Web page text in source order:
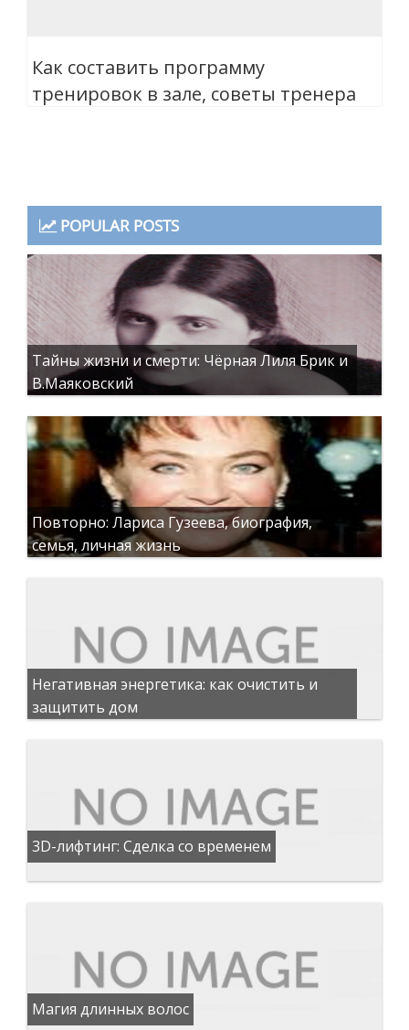
Как составить программу
тренировок в зале, советы тренера
POPULAR POSTS
Тайны жизни и смерти: Чёрная Лиля Брик и
В.Маяковский
Повторно: Лариса Гузеева, биография,
семья, личная жизнь
Негативная энергетика: как очистить и
защитить дом
3D-лифтинг: Сделка со временем
Магия длинных волос